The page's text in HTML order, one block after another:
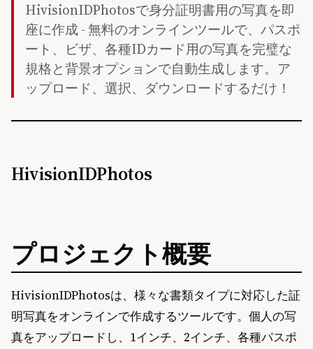
HivisionIDPhotosで身分証明書用の写真を即
座に作成 - 無料のオンラインツールで、パスポ
ート、ビザ、各種IDカード用の写真を完璧な
規格と背景オプションで自動生成します。ア
ップロード、選択、ダウンロードするだけ！
HivisionIDPhotos
プロジェクト概要
HivisionIDPhotosは、様々な書類タイプに対応した証
明写真をオンラインで作成するツールです。個人の写
真をアップロードし、1インチ、2インチ、各種パスポ